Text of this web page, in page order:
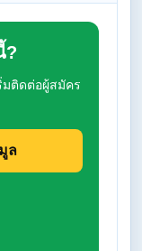
?
มติดต่อผู้สมัคร
ล